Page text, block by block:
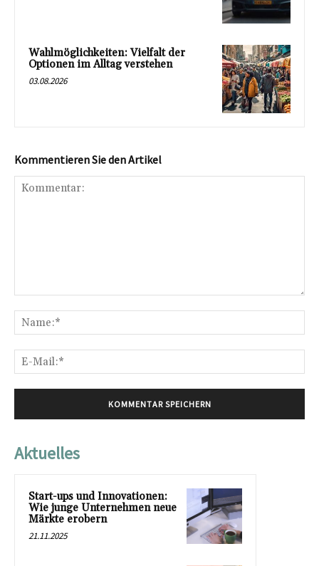
Wahlmöglichkeiten: Vielfalt der
Optionen im Alltag verstehen
03.08.2026
Kommentieren Sie den Artikel
Aktuelles
Start-ups und Innovationen:
Wie junge Unternehmen neue
Märkte erobern
21.11.2025